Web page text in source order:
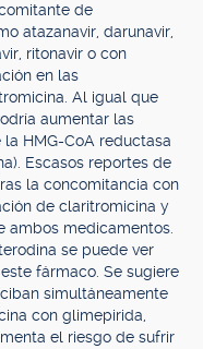
de
atazanavir, darunavir,
ritonavir o con
en las
Al igual que
aumentar las
HMG-CoA reductasa
Escasos reportes de
la concomitancia con
de claritromicina y
ambos medicamentos.
se puede ver
fármaco. Se sugiere
simultáneamente
con glimepirida,
el riesgo de sufrir